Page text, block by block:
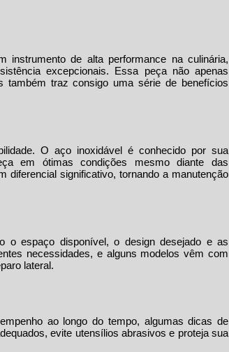
de alta performance na culinária,
excepcionais. Essa peça não apenas
traz consigo uma série de benefícios
O aço inoxidável é conhecido por sua
em ótimas condições mesmo diante das
diferencial significativo, tornando a manutenção
o espaço disponível, o design desejado e as
necessidades, e alguns modelos vêm com
lateral.
ao longo do tempo, algumas dicas de
evite utensílios abrasivos e proteja sua